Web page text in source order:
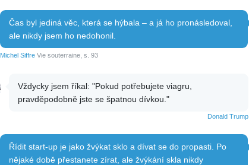
Čas byl jediná věc, která se hýbala – a já ho pronásledoval,
ale nikdy jsem ho nedohonil.
Michel SiffreVie souterraine, s. 93
Vždycky jsem říkal: "Pokud potřebujete viagru,
pravděpodobně jste se špatnou dívkou."
Donald Trump
Řídit start-up je jako žvýkat sklo a dívat se do propasti. Po
nějaké době přestanete zírat, ale žvýkání skla nikdy